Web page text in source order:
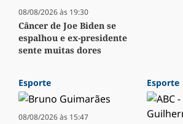
08/08/2026 às 19:30
Câncer de Joe Biden se
espalhou e ex-presidente
sente muitas dores
Esporte
08/08/2026 às 15:47
Esporte